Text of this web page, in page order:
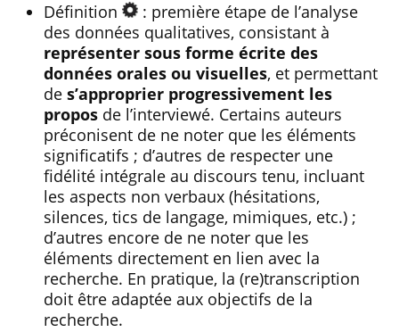
Définition
: première étape de l’analyse
des données qualitatives, consistant à
représenter sous forme écrite des
données orales ou visuelles, et permettant
des’approprier progressivement les
propos de l’interviewé. Certains auteurs
préconisent de ne noter que les éléments
significatifs ; d’autres de respecter une
fidélité intégrale au discours tenu, incluant
les aspects non verbaux (hésitations,
silences, tics de langage, mimiques, etc.) ;
d’autres encore de ne noter que les
éléments directement en lien avec la
recherche. En pratique, la (re)transcription
doit être adaptée aux objectifs de la
recherche.